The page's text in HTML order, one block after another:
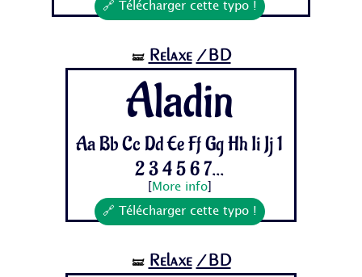
🔗 Télécharger cette typo !
🝛 Relaxe /BD
Aladin
Aa Bb Cc Dd Ee Ff Gg Hh Ii Jj 1
2 3 4 5 6 7...
More info]
🔗 Télécharger cette typo !
🝛 Relaxe /BD